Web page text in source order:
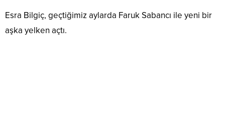
Esra Bilgiç, geçtiğimiz aylarda Faruk Sabancı ile yeni bir
aşka yelken açtı.